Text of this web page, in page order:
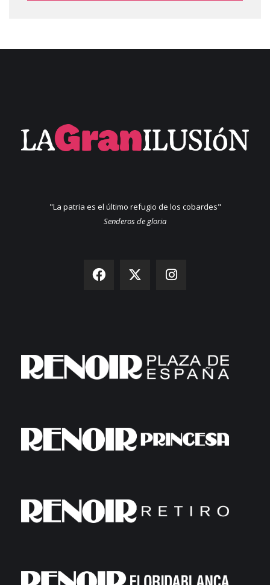
"La patria es el último refugio de los cobardes"
Senderos de gloria